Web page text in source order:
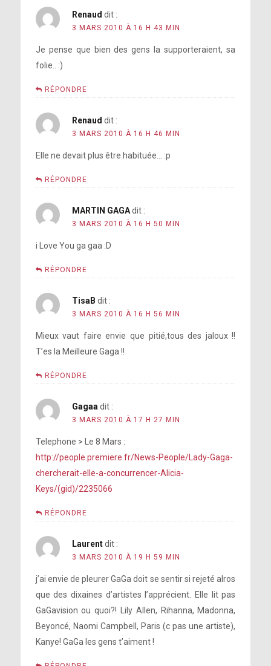
Renaud dit :
3 MARS 2010 À 16 H 43 MIN
Je pense que bien des gens la supporteraient, sa
folie.. :)
RÉPONDRE
Renaud dit :
3 MARS 2010 À 16 H 46 MIN
Elle ne devait plus être habituée… :p
RÉPONDRE
MARTIN GAGA dit :
3 MARS 2010 À 16 H 50 MIN
i Love You ga gaa :D
RÉPONDRE
TisaB dit :
3 MARS 2010 À 16 H 56 MIN
Mieux vaut faire envie que pitié,tous des jaloux !!
T’es la Meilleure Gaga !!
RÉPONDRE
Gagaa dit :
3 MARS 2010 À 17 H 27 MIN
Telephone > Le 8 Mars :
http://people.premiere.fr/News-People/Lady-Gaga-
chercherait-elle-a-concurrencer-Alicia-
Keys/(gid)/2235066
RÉPONDRE
Laurent dit :
3 MARS 2010 À 19 H 59 MIN
j’ai envie de pleurer GaGa doit se sentir si rejeté alros
que des dixaines d’artistes l’apprécient. Elle lit pas
GaGavision ou quoi?! Lily Allen, Rihanna, Madonna,
Beyoncé, Naomi Campbell, Paris (c pas une artiste),
Kanye! GaGa les gens t’aiment !